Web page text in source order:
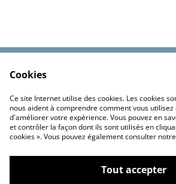
Politique de
confidentialité
Cookies
Ce site Internet utilise des cookies. Les cookies
nous aident à comprendre comment vous
d'améliorer votre expérience. Vous pouvez en
et contrôler la façon dont ils sont utilisés en
cookies ». Vous pouvez également consulter notre
Tout accepter